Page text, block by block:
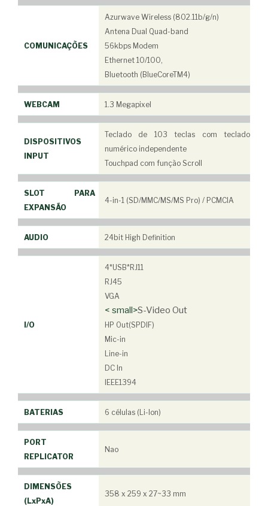
COMUNICAÇÕES
Azurwave Wireless (802.11b/g/n)
Antena Dual Quad-band
56kbps Modem
Ethernet 10/100,
Bluetooth (BlueCoreTM4)
WEBCAM 1.3 Megapixel
DISPOSITIVOS
INPUT
Teclado de 103 teclas com teclado
numérico independente
Touchpad com função Scroll
SLOT PARA
EXPANSÃO
4-in-1 (SD/MMC/MS/MS Pro) / PCMCIA
AUDIO 24bit High Definition
I/O
4*USB*RJ11
RJ45
VGA
< small>S-Video Out
HP Out(SPDIF)
Mic-in
Line-in
DC In
IEEE1394
BATERIAS 6 células (Li-Ion)
PORT
REPLICATOR
Nao
DIMENSÕES
(LxPxA)
358 x 259 x 27~33 mm